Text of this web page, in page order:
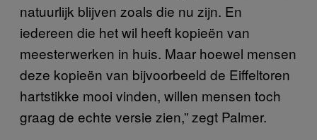
natuurlijk blijven zoals die nu zijn. En
iedereen die het wil heeft kopieën van
meesterwerken in huis. Maar hoewel mensen
deze kopieën van bijvoorbeeld de Eiffeltoren
hartstikke mooi vinden, willen mensen toch
graag de echte versie zien,” zegt Palmer.